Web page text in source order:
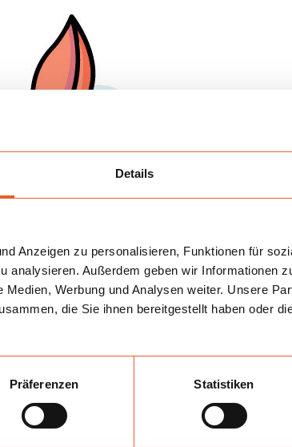
Details
Anzeigen zu personalisieren, Funktionen für
analysieren. Außerdem geben wir Informationen
Werbung und Analysen weiter. Unsere
die Sie ihnen bereitgestellt haben oder
Präferenzen Statistiken